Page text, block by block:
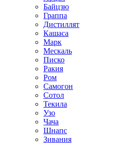
Байцзю
Граппа
Дистиллят
Кашаса
Марк
Мескаль
Писко
Ракия
Ром
Самогон
Сотол
Текила
Узо
Чача
Шнапс
Зивания